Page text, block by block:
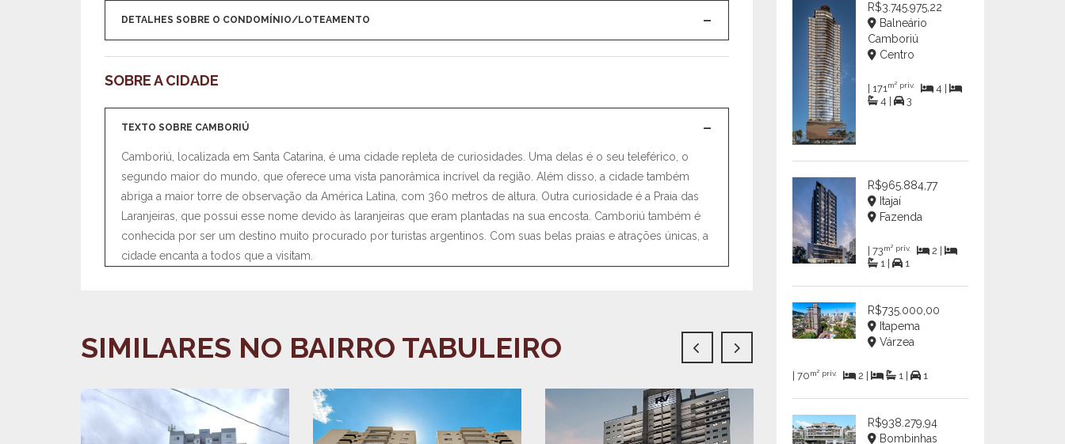
DETALHES SOBRE O CONDOMÍNIO/LOTEAMENTO
SOBRE A CIDADE
TEXTO SOBRE CAMBORIÚ
Camboriú, localizada em Santa Catarina, é uma cidade repleta de curiosidades. Uma delas é o seu teleférico, o
segundo maior do mundo, que oferece uma vista panorâmica incrível da região. Além disso, a cidade também
abriga a maior torre de observação da América Latina, com 360 metros de altura. Outra curiosidade é a Praia das
Laranjeiras, que possui esse nome devido às laranjeiras que eram plantadas na sua encosta. Camboriú também é
conhecida por ser um destino muito procurado por turistas argentinos. Com suas belas praias e atrações únicas, a
cidade encanta a todos que a visitam.
SIMILARES NO BAIRRO TABULEIRO
R$3.745.975,22
Balneário
Camboriú
Centro
| 171m² priv.
4 |
4 |
3
R$965.884,77
Itajaí
Fazenda
| 73m² priv.
2 |
1 |
1
R$735.000,00
Itapema
Várzea
| 70m² priv. 2 | 1 | 1
R$938.279,94
Bombinhas